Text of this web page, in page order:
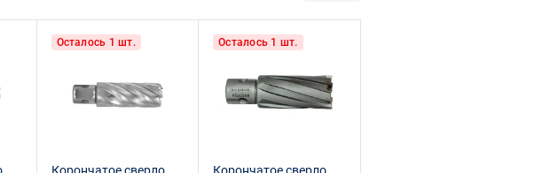
Осталось 1 шт. Осталось 1 шт.